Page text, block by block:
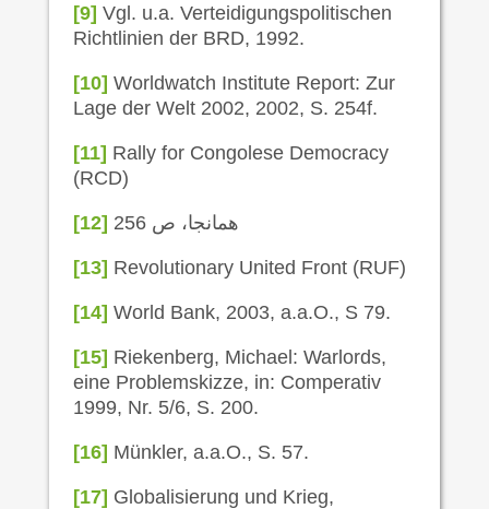
[9] Vgl. u.a. Verteidigungspolitischen
Richtlinien der BRD, 1992.
[10] Worldwatch Institute Report: Zur
Lage der Welt 2002, 2002, S. 254f.
[11] Rally for Congolese Democracy
(RCD)
[12] همانجا، ص 256
[13] Revolutionary United Front (RUF)
[14] World Bank, 2003, a.a.O., S 79.
[15] Riekenberg, Michael: Warlords,
eine Problemskizze, in: Comperativ
1999, Nr. 5/6, S. 200.
[16] Münkler, a.a.O., S. 57.
[17] Globalisierung und Krieg,